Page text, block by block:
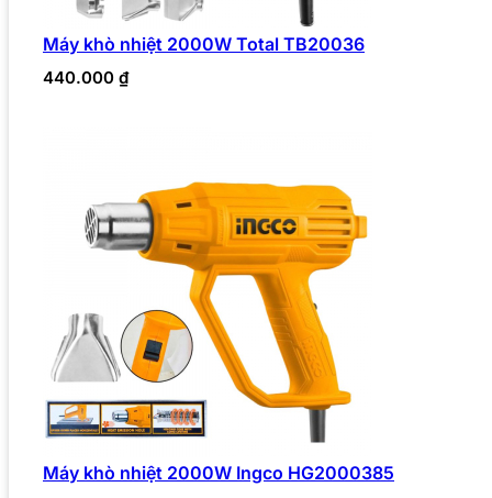
Máy khò nhiệt 2000W Total TB20036
440.000 ₫
Máy khò nhiệt 2000W Ingco HG2000385